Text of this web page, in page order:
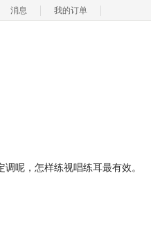
消息 我的订单
呢，怎样练视唱练耳最有效。